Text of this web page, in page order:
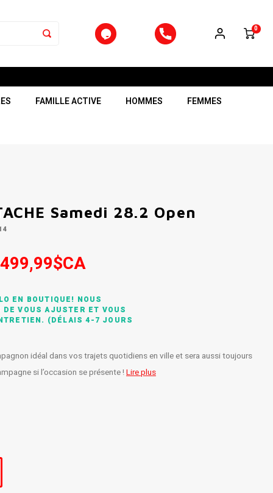
0
FAMILLE ACTIVE HOMMES FEMMES
Samedi 28.2 Open
EN BOUTIQUE! NOUS
VOUS AJUSTER ET VOUS
(DÉLAIS 4-7 JOURS
idéal dans vos trajets quotidiens en ville et sera aussi toujours
si l’occasion se présente !Lire plus